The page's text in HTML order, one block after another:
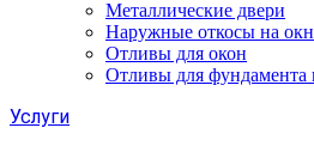
Металлические двери
Наружные откосы на
Отливы для окон
Отливы для фундамента
Услуги